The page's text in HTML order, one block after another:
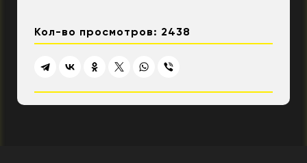
Кол-во просмотров: 2438